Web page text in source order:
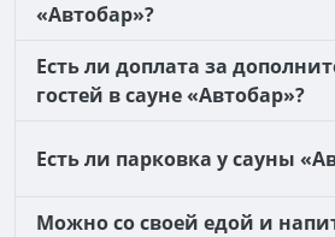
«Автобар»?
Есть ли доплата за
гостей в сауне «Автобар»?
Есть ли парковка у сауны
Можно со своей едой и